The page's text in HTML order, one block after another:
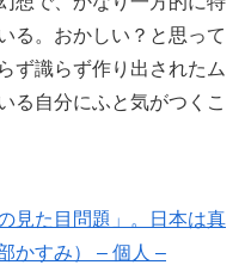
る。おかしい？と思って
ず識らず作り出されたム
る自分にふと気がつくこ
見た目問題」。日本は真
かすみ） – 個人 –